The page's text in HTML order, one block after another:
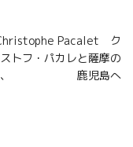
Pacalet ク
トフ・パカレと薩摩の
、 鹿児島へ